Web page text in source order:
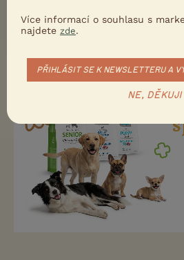
každodenní vyváženou
Více informací o souhlasu s
najdete zde.
PŘIHLÁSIT SE K NEWSLETTERU A
NE, DĚKUJI